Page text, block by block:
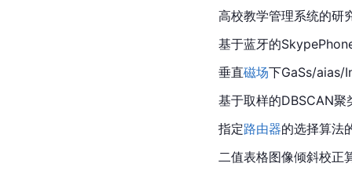
高校教学管理系统的研
基于蓝牙的
垂直磁场下GaSs/aias/
基于取样的DBSCAN聚
指定路由器的选择算法
二值表格图像倾斜校正